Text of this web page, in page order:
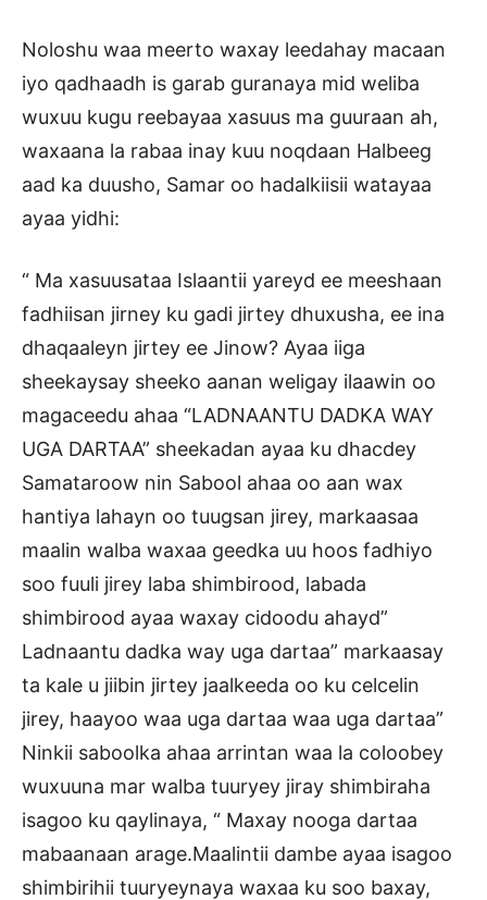
Noloshu waa meerto waxay leedahay macaan
iyo qadhaadh is garab guranaya mid weliba
wuxuu kugu reebayaa xasuus ma guuraan ah,
waxaana la rabaa inay kuu noqdaan Halbeeg
aad ka duusho, Samar oo hadalkiisii watayaa
ayaa yidhi:
“ Ma xasuusataa Islaantii yareyd ee meeshaan
fadhiisan jirney ku gadi jirtey dhuxusha, ee ina
dhaqaaleyn jirtey ee Jinow? Ayaa iiga
sheekaysay sheeko aanan weligay ilaawin oo
magaceedu ahaa “LADNAANTU DADKA WAY
UGA DARTAA” sheekadan ayaa ku dhacdey
Samataroow nin Sabool ahaa oo aan wax
hantiya lahayn oo tuugsan jirey, markaasaa
maalin walba waxaa geedka uu hoos fadhiyo
soo fuuli jirey laba shimbirood, labada
shimbirood ayaa waxay cidoodu ahayd”
Ladnaantu dadka way uga dartaa” markaasay
ta kale u jiibin jirtey jaalkeeda oo ku celcelin
jirey, haayoo waa uga dartaa waa uga dartaa”
Ninkii saboolka ahaa arrintan waa la coloobey
wuxuuna mar walba tuuryey jiray shimbiraha
isagoo ku qaylinaya, “ Maxay nooga dartaa
mabaanaan arage.Maalintii dambe ayaa isagoo
shimbirihii tuuryeynaya waxaa ku soo baxay,